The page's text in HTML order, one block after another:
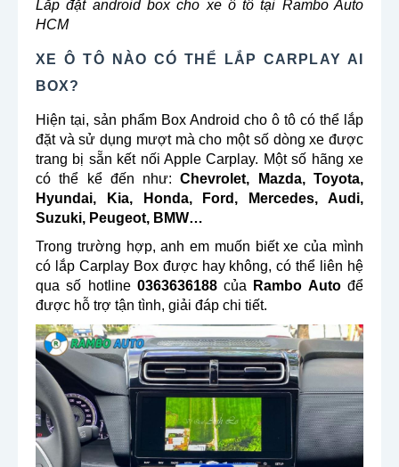
Lắp đặt android box cho xe ô tô tại Rambo Auto
HCM
XE Ô TÔ NÀO CÓ THỂ LẮP CARPLAY AI
BOX?
Hiện tại, sản phẩm Box Android cho ô tô có thể lắp
đặt và sử dụng mượt mà cho một số dòng xe được
trang bị sẵn kết nối Apple Carplay. Một số hãng xe
có thể kể đến như:Chevrolet, Mazda, Toyota,
Hyundai, Kia, Honda, Ford, Mercedes, Audi,
Suzuki, Peugeot, BMW…
Trong trường hợp, anh em muốn biết xe của mình
có lắp Carplay Box được hay không, có thể liên hệ
qua số hotline 0363636188của Rambo Autođể
được hỗ trợ tận tình, giải đáp chi tiết.